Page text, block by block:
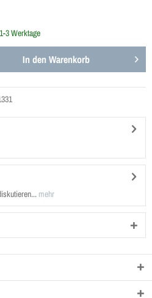
3 Werktage
In den Warenkorb
mehr